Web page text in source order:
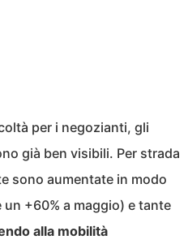
per i negozianti, gli
già ben visibili. Per strada
sono aumentate in modo
+60% a maggio) e tante
alla mobilità